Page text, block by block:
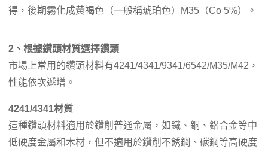
得，後期霧化成黃褐色（一般稱琥珀色）M35（Co 5%）。
2、根據鑽頭材質選擇鑽頭
市場上常用的鑽頭材料有4241/4341/9341/6542/M35/M42，
性能依次遞增。
4241/4341材質
這種鑽頭材料適用於鑽削普通金屬，如鐵、銅、鋁合金等中
低硬度金屬和木材，但不適用於鑽削不銹鋼、碳鋼等高硬度